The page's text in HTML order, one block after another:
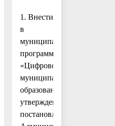
1. Внести
в
муниципальную
программу
«Цифровое
муниципальное
образование»,
утвержденную
постановлением